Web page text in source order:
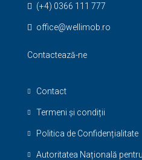
(+4) 0366 111 777
office@wellimob.ro
Contactează-ne
Contact
Termeni și condiții
Politica de Confidențialitate
Autoritatea Națională